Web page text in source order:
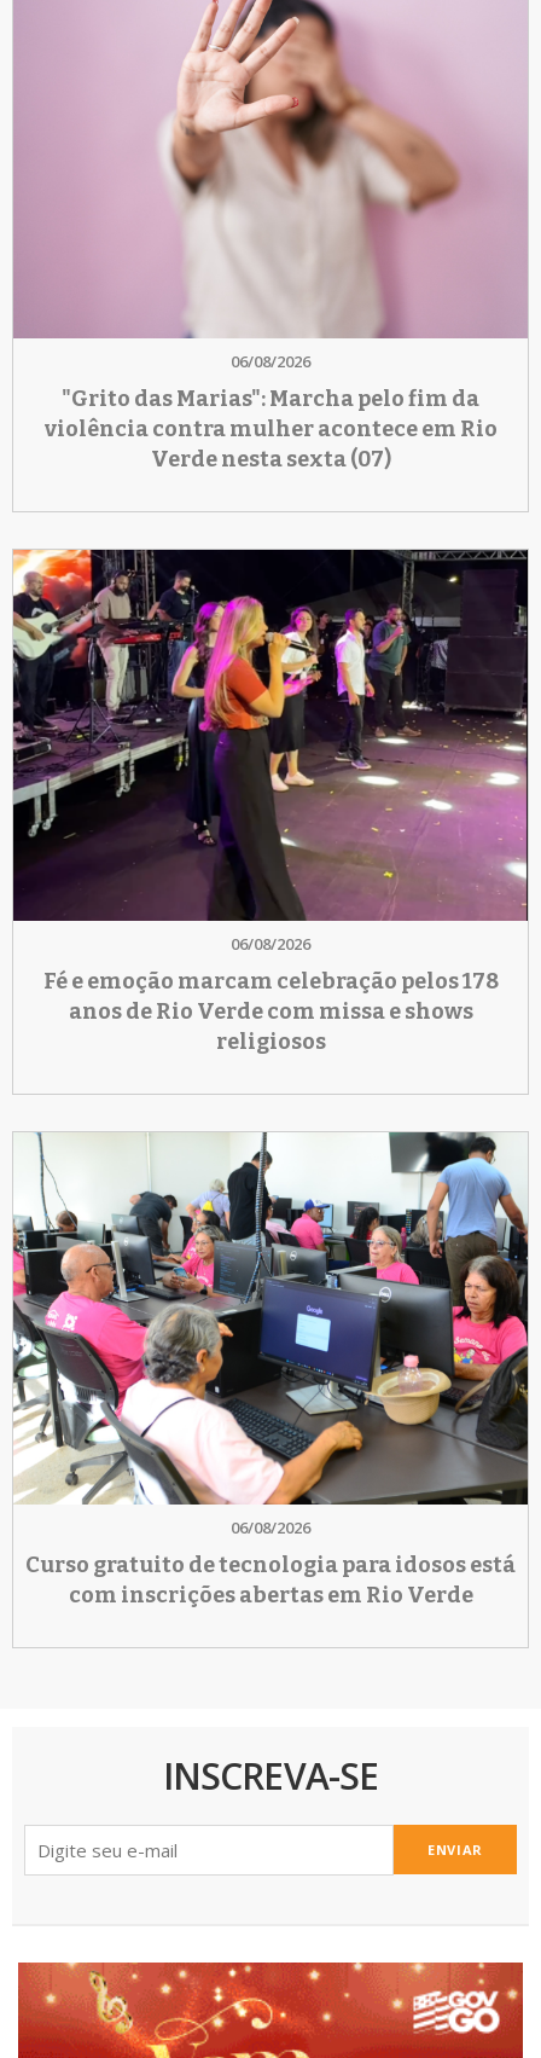
06/08/2026
"Grito das Marias": Marcha pelo fim da
violência contra mulher acontece em Rio
Verde nesta sexta (07)
06/08/2026
Fé e emoção marcam celebração pelos 178
anos de Rio Verde com missa e shows
religiosos
06/08/2026
Curso gratuito de tecnologia para idosos está
com inscrições abertas em Rio Verde
INSCREVA-SE
ENVIAR